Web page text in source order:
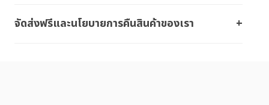
จัดส่งฟรีและนโยบายการคืนสินค้าของเรา